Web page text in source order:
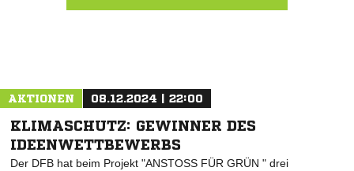
AKTIONEN 08.12.2024 | 22:00
KLIMASCHUTZ: GEWINNER DES
IDEENWETTBEWERBS
Der DFB hat beim Projekt "ANSTOSS FÜR GRÜN " drei